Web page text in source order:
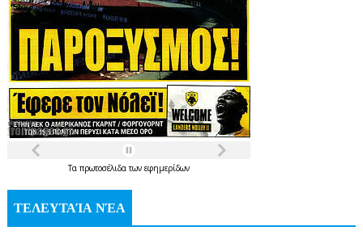
Τα πρωτοσέλιδατων εφημερίδων
ΤΕΛΕΥΤΑΊΑ ΝΈΑ